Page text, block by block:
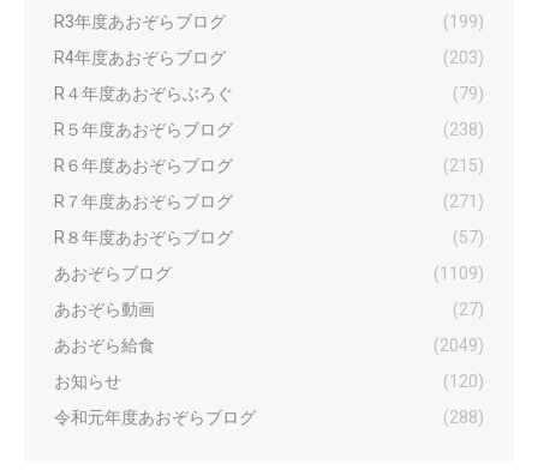
R3年度あおぞらブログ
(199)
R4年度あおぞらブログ
(203)
R４年度あおぞらぶろぐ
(79)
R５年度あおぞらブログ
(238)
R６年度あおぞらブログ
(215)
R７年度あおぞらブログ
(271)
R８年度あおぞらブログ
(57)
あおぞらブログ
(1109)
あおぞら動画
(27)
あおぞら給食
(2049)
お知らせ
(120)
令和元年度あおぞらブログ
(288)